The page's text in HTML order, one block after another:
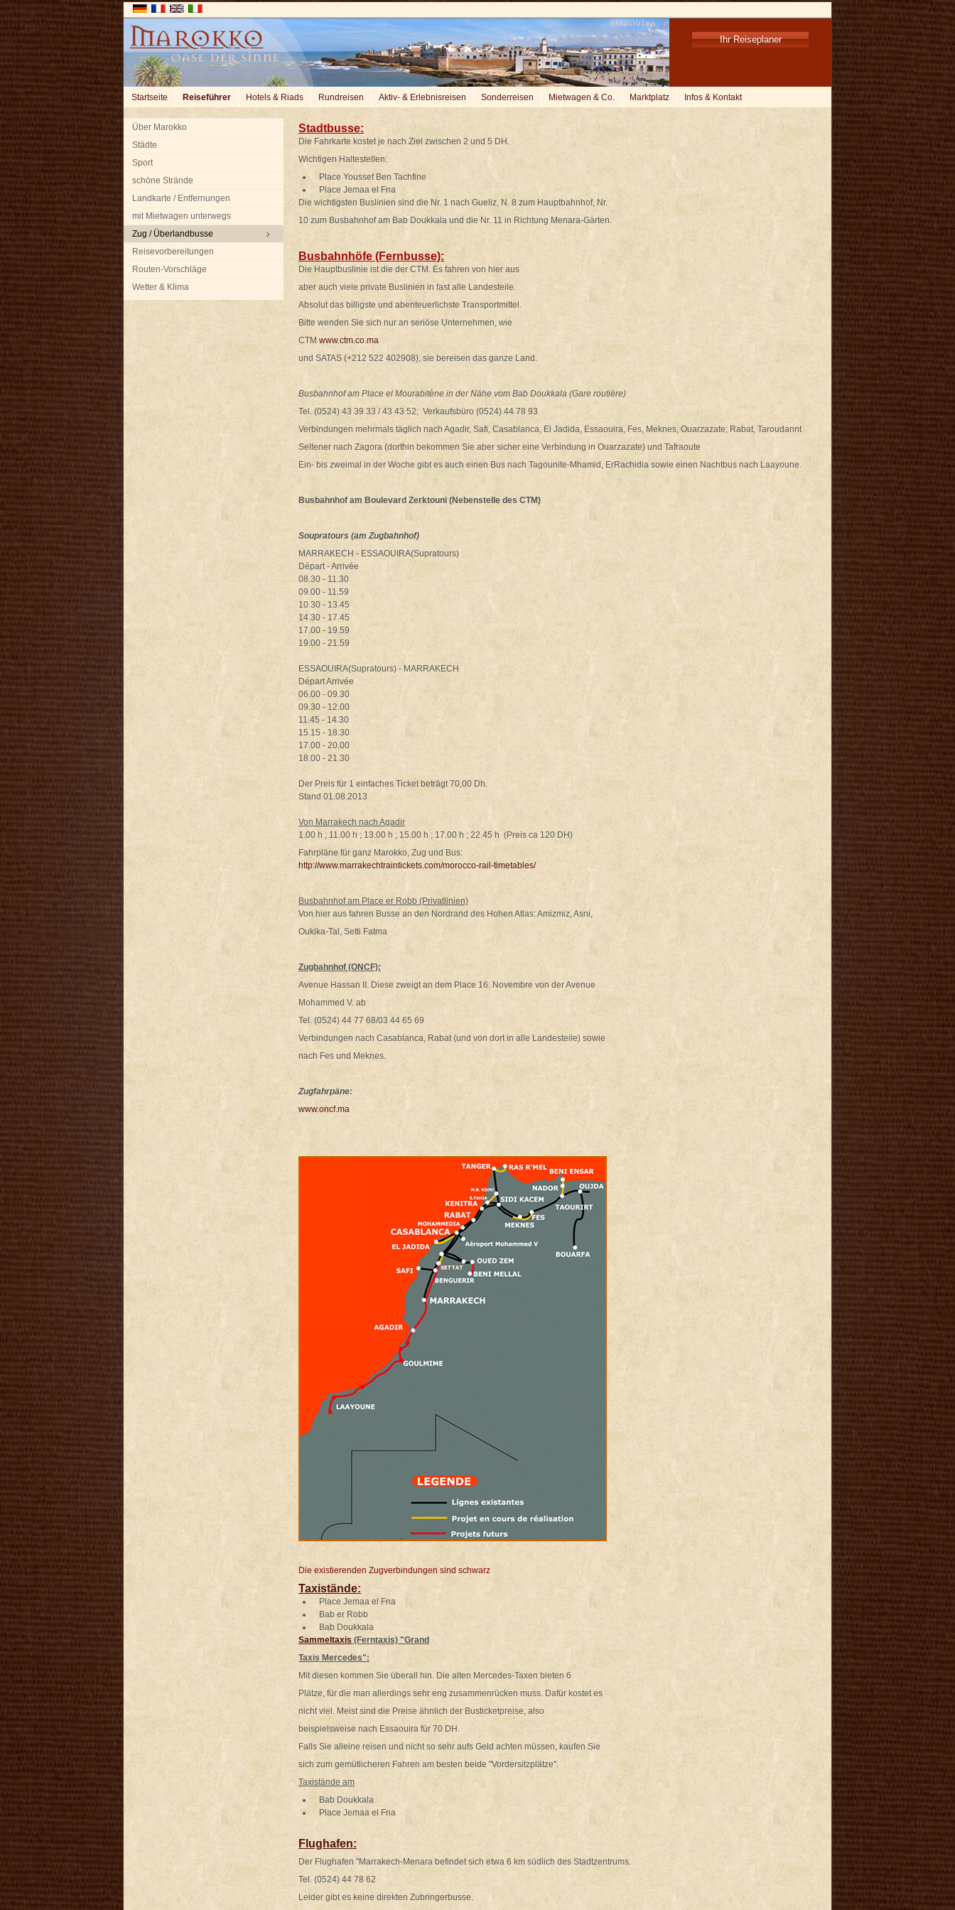
Ihr Reiseplaner
Startseite Reiseführer Hotels & Riads Rundreisen Aktiv- & Erlebnisreisen Sonderreisen Mietwagen & Co. Marktplatz Infos & Kontakt
Über Marokko
Städte
Sport
schöne Strände
Landkarte / Entfernungen
mit Mietwagen unterwegs
Zug / Überlandbusse
Reisevorbereitungen
Routen-Vorschläge
Wetter & Klima
Stadtbusse:
Die Fahrkarte kostet je nach Ziel zwischen 2 und 5 DH.
Wichtigen Haltestellen:
Place Youssef Ben Tachfine
Place Jemaa el Fna
Die wichtigsten Buslinien sind die Nr. 1 nach Gueliz, N. 8 zum Hauptbahnhof, Nr.
10 zum Busbahnhof am Bab Doukkala und die Nr. 11 in Richtung Menara-Gärten.
Busbahnhöfe (Fernbusse):
Die Hauptbuslinie ist die der CTM. Es fahren von hier aus
aber auch viele private Buslinien in fast alle Landesteile.
Absolut das billigste und abenteuerlichste Transportmittel.
Bitte wenden Sie sich nur an seriöse Unternehmen, wie
CTM www.ctm.co.ma
und SATAS (+212 522 402908), sie bereisen das ganze Land.
Busbahnhof am Place el Mourabitène in der Nähe vom Bab Doukkala (Gare routière)
Tel. (0524) 43 39 33 / 43 43 52; Verkaufsbüro (0524) 44 78 93
Verbindungen mehrmals täglich nach Agadir, Safi, Casablanca, El Jadida, Essaouira, Fes, Meknes, Ouarzazate; Rabat, Taroudannt
Seltener nach Zagora (dorthin bekommen Sie aber sicher eine Verbindung in Ouarzazate) und Tafraoute
Ein- bis zweimal in der Woche gibt es auch einen Bus nach Tagounite-Mhamid, ErRachidia sowie einen Nachtbus nach Laayoune.
Busbahnhof am Boulevard Zerktouni (Nebenstelle des CTM)
Soupratours (am Zugbahnhof)
MARRAKECH - ESSAOUIRA(Supratours)
Départ - Arrivée
08.30 - 11.30
09.00 - 11.59
10.30 - 13.45
14.30 - 17.45
17.00 - 19.59
19.00 - 21.59
ESSAOUIRA(Supratours) - MARRAKECH
Départ Arrivée
06.00 - 09.30
09.30 - 12.00
11.45 - 14.30
15.15 - 18.30
17.00 - 20.00
18.00 - 21.30
Der Preis für 1 einfaches Ticket beträgt 70,00 Dh.
Stand 01.08.2013
Von Marrakech nach Agadir
1.00 h ; 11.00 h ; 13.00 h ; 15.00 h ; 17.00 h ; 22.45 h (Preis ca 120 DH)
Fahrpläne für ganz Marokko, Zug und Bus:
http://www.marrakechtraintickets.com/morocco-rail-timetables/
Busbahnhof am Place er Robb (Privatlinien)
Von hier aus fahren Busse an den Nordrand des Hohen Atlas: Amizmiz, Asni,
Oukika-Tal, Setti Fatma
Zugbahnhof (ONCF):
Avenue Hassan II. Diese zweigt an dem Place 16. Novembre von der Avenue
Mohammed V. ab
Tel. (0524) 44 77 68/03 44 65 69
Verbindungen nach Casablanca, Rabat (und von dort in alle Landesteile) sowie
nach Fes und Meknes.
Zugfahrpäne:
www.oncf.ma
Die existierenden Zugverbindungen sind schwarz
Taxistände:
Place Jemaa el Fna
Bab er Robb
Bab Doukkala
Sammeltaxis (Ferntaxis) "Grand
Taxis Mercedes":
Mit diesen kommen Sie überall hin. Die alten Mercedes-Taxen bieten 6
Plätze, für die man allerdings sehr eng zusammenrücken muss. Dafür kostet es
nicht viel. Meist sind die Preise ähnlich der Busticketpreise, also
beispielsweise nach Essaouira für 70 DH.
Falls Sie alleine reisen und nicht so sehr aufs Geld achten müssen, kaufen Sie
sich zum gemütlicheren Fahren am besten beide "Vordersitzplätze".
Taxistände am
Bab Doukkala
Place Jemaa el Fna
Flughafen:
Der Flughafen "Marrakech-Menara befindet sich etwa 6 km südlich des Stadtzentrums.
Tel. (0524) 44 78 62
Leider gibt es keine direkten Zubringerbusse.